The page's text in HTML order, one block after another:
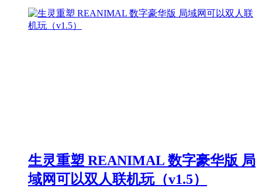
生灵重塑 REANIMAL 数字豪华版 局
域网可以双人联机玩（v1.5）